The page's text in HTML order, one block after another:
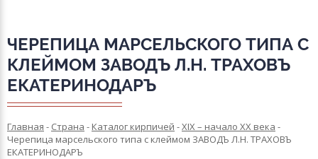
ЧЕРЕПИЦА МАРСЕЛЬСКОГО ТИПА С
КЛЕЙМОМ ЗАВОДЪ Л.Н. ТРАХОВЪ
ЕКАТЕРИНОДАРЪ
Главная - Страна - Каталог кирпичей -XIX – начало XX века -
Черепица марсельского типа с клеймом ЗАВОДЪ Л.Н. ТРАХОВЪ
ЕКАТЕРИНОДАРЪ